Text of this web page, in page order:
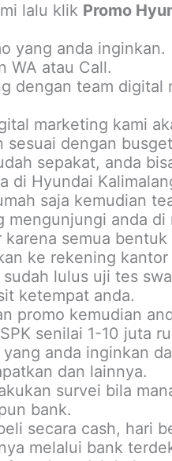
lalu klik Promo
yang anda inginkan.
WA atau Call.
dengan team digital
marketing kami
sesuai dengan
sepakat, anda
di Hyundai
saja kemudian
mengunjungi anda di
semua bentuk
ke rekening kantor
lulus uji tes
ketempat anda.
promo kemudian
senilai 1-10 juta
anda inginkan
dan lainnya.
survei bila
bank.
secara cash, hari
melalui bank